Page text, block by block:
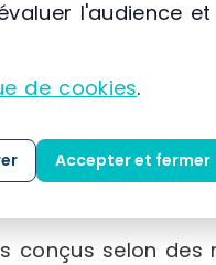
selon des
l'audience et
de cookies.
Accepter et fermer